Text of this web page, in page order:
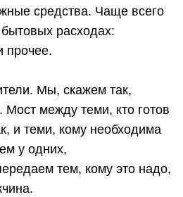
средства. Чаще всего
расходах:
прочее.
Мы, скажем так,
Мост между теми, кто готов
и теми, кому необходима
у одних,
тем, кому это надо,